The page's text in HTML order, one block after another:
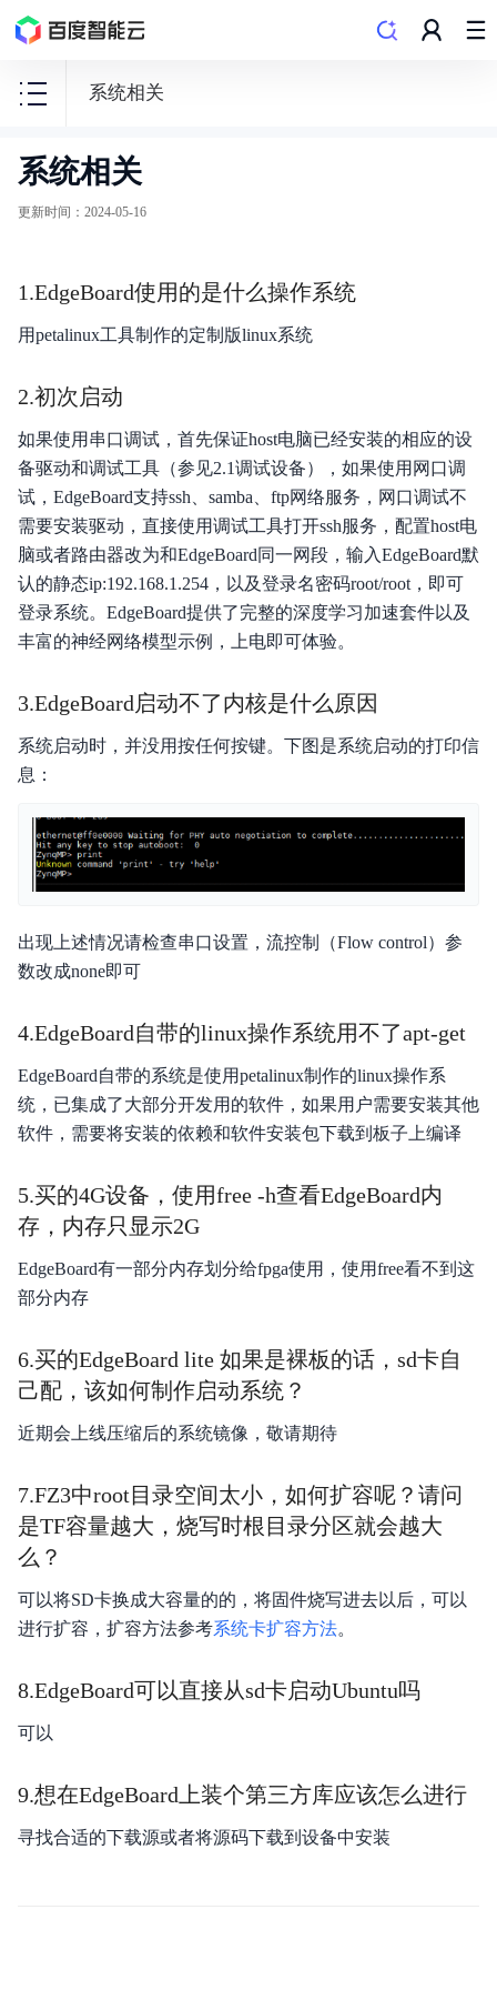
系统相关
度
目
一
体
度目凌云平台
度目乘风平台
度目视频分析盒
度目智能门禁机
度目EdgeBoard
度目智能语音工牌
系统相关
更新时间 ： 2024-05-16
1.EdgeBoard使用的是什么操作系统
用petalinux工具制作的定制版linux系统
2.初次启动
如果使用串口调试，首先保证host电脑已经安装的相应的设
备驱动和调试工具（参见2.1调试设备），如果使用网口调
试，EdgeBoard支持ssh、samba、ftp网络服务，网口调试不
需要安装驱动，直接使用调试工具打开ssh服务，配置host电
脑或者路由器改为和EdgeBoard同一网段，输入EdgeBoard默
认的静态ip:192.168.1.254，以及登录名密码root/root，即可
登录系统。EdgeBoard提供了完整的深度学习加速套件以及
丰富的神经网络模型示例，上电即可体验。
3.EdgeBoard启动不了内核是什么原因
系统启动时，并没用按任何按键。下图是系统启动的打印信
息：
出现上述情况请检查串口设置，流控制（Flow control）参
数改成none即可
4.EdgeBoard自带的linux操作系统用不了apt-get
EdgeBoard自带的系统是使用petalinux制作的linux操作系
统，已集成了大部分开发用的软件，如果用户需要安装其他
软件，需要将安装的依赖和软件安装包下载到板子上编译
5.买的4G设备，使用free -h查看EdgeBoard内
存，内存只显示2G
EdgeBoard有一部分内存划分给fpga使用，使用free看不到这
部分内存
6.买的EdgeBoard lite 如果是裸板的话，sd卡自
己配，该如何制作启动系统？
近期会上线压缩后的系统镜像，敬请期待
7.FZ3中root目录空间太小，如何扩容呢？请问
是TF容量越大，烧写时根目录分区就会越大
么？
可以将SD卡换成大容量的的，将固件烧写进去以后，可以
进行扩容，扩容方法参考系统卡扩容方法。
8.EdgeBoard可以直接从sd卡启动Ubuntu吗
可以
9.想在EdgeBoard上装个第三方库应该怎么进行
寻找合适的下载源或者将源码下载到设备中安装